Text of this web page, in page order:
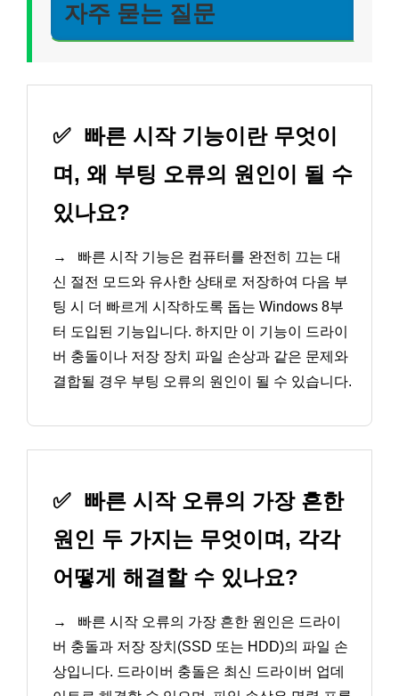
자주 묻는 질문
✅ 빠른 시작 기능이란 무엇이
며, 왜 부팅 오류의 원인이 될 수
있나요?
→
빠른 시작 기능은 컴퓨터를 완전히 끄는 대
신 절전 모드와 유사한 상태로 저장하여 다음 부
팅 시 더 빠르게 시작하도록 돕는 Windows 8부
터 도입된 기능입니다. 하지만 이 기능이 드라이
버 충돌이나 저장 장치 파일 손상과 같은 문제와
결합될 경우 부팅 오류의 원인이 될 수 있습니다.
✅ 빠른 시작 오류의 가장 흔한
원인 두 가지는 무엇이며, 각각
어떻게 해결할 수 있나요?
→
빠른 시작 오류의 가장 흔한 원인은 드라이
버 충돌과 저장 장치(SSD 또는 HDD)의 파일 손
상입니다. 드라이버 충돌은 최신 드라이버 업데